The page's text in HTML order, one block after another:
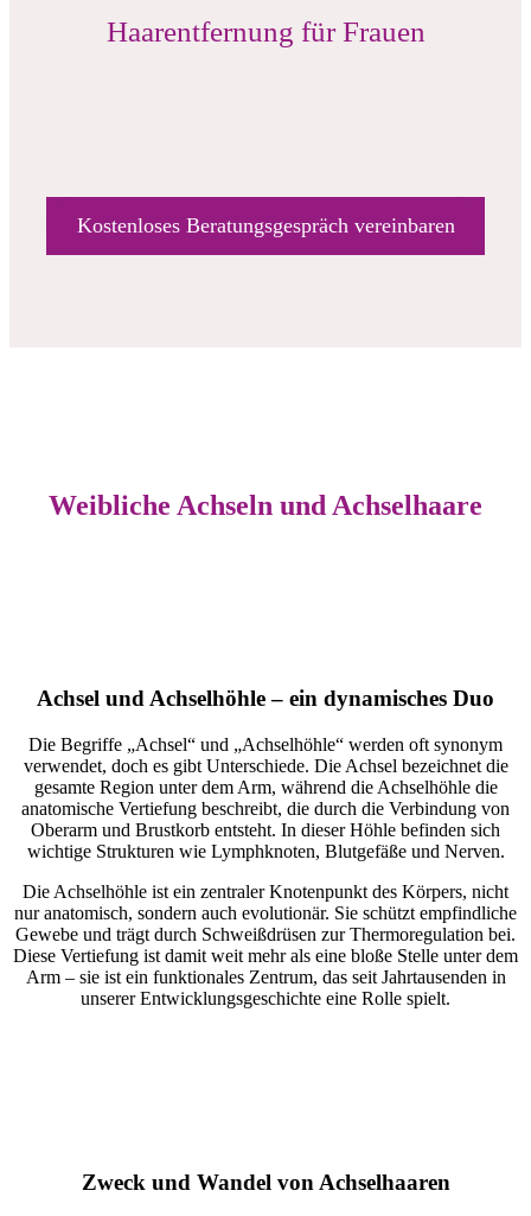
Haarentfernung für Frauen
Kostenloses Beratungsgespräch vereinbaren
Weibliche Achseln und Achselhaare
Achsel und Achselhöhle – ein dynamisches Duo
Die Begriffe „Achsel“ und „Achselhöhle“ werden oft synonym
verwendet, doch es gibt Unterschiede. Die Achsel bezeichnet die
gesamte Region unter dem Arm, während die Achselhöhle die
anatomische Vertiefung beschreibt, die durch die Verbindung von
Oberarm und Brustkorb entsteht. In dieser Höhle befinden sich
wichtige Strukturen wie Lymphknoten, Blutgefäße und Nerven.
Die Achselhöhle ist ein zentraler Knotenpunkt des Körpers, nicht
nur anatomisch, sondern auch evolutionär. Sie schützt empfindliche
Gewebe und trägt durch Schweißdrüsen zur Thermoregulation bei.
Diese Vertiefung ist damit weit mehr als eine bloße Stelle unter dem
Arm – sie ist ein funktionales Zentrum, das seit Jahrtausenden in
unserer Entwicklungsgeschichte eine Rolle spielt.
Zweck und Wandel von Achselhaaren